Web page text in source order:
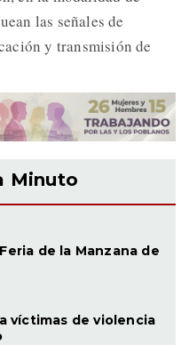
las señales de
y transmisión de
Minuto
de la Manzana de
víctimas de violencia